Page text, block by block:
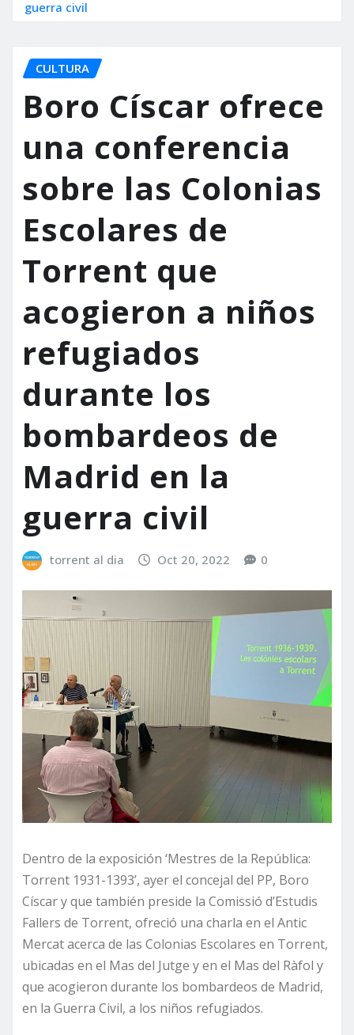
guerra civil
CULTURA
Boro Císcar ofrece
una conferencia
sobre las Colonias
Escolares de
Torrent que
acogieron a niños
refugiados
durante los
bombardeos de
Madrid en la
guerra civil
torrent al dia Oct 20, 2022 0
Dentro de la exposición ‘Mestres de la República:
Torrent 1931-1393’, ayer el concejal del PP, Boro
Císcar y que también preside la Comissió d’Estudis
Fallers de Torrent, ofreció una charla en el Antic
Mercat acerca de las Colonias Escolares en Torrent,
ubicadas en el Mas del Jutge y en el Mas del Ràfol y
que acogieron durante los bombardeos de Madrid,
en la Guerra Civil, a los niños refugiados.